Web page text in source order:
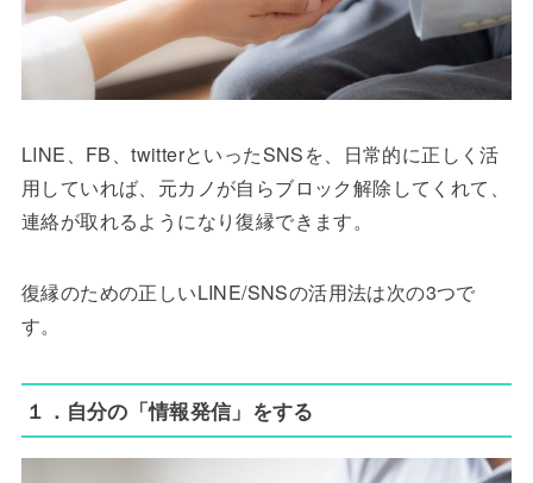
LINE、FB、twitterといったSNSを、日常的に正しく活
用していれば、元カノが自らブロック解除してくれて、
連絡が取れるようになり復縁できます。
復縁のための正しいLINE/SNSの活用法は次の3つで
す。
１．自分の「情報発信」をする